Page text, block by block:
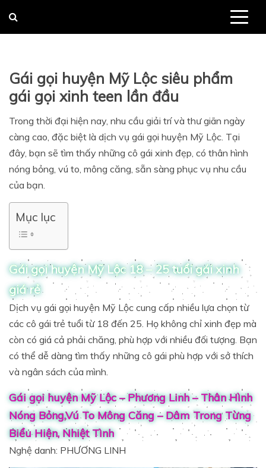
Gái gọi huyện Mỹ Lộc siêu phẩm
gái gọi xinh teen lần đầu
Trong thời đại hiện nay, nhu cầu giải trí và thư giãn ngày
càng cao, đặc biệt là dịch vụ gái gọi huyện Mỹ Lộc. Tại
đây, bạn sẽ tìm thấy những cô gái xinh đẹp, có thân hình
nóng bỏng, vú to, mông căng, sẵn sàng phục vụ nhu cầu
của bạn.
Mục lục
Gái gọi huyện Mỹ Lộc 18 – 25 tuổi gái xinh
giá rẻ
Dịch vụ gái gọi huyện Mỹ Lộc cung cấp nhiều lựa chọn từ
các cô gái trẻ tuổi từ 18 đến 25. Họ không chỉ xinh đẹp mà
còn có giá cả phải chăng, phù hợp với nhiều đối tượng. Bạn
có thể dễ dàng tìm thấy những cô gái phù hợp với sở thích
và ngân sách của mình.
Gái gọi huyện Mỹ Lộc – Phương Linh – Thân Hình
Nóng Bỏng,Vú To Mông Căng – Dâm Trong Từng
Biểu Hiện, Nhiệt Tình
Nghệ danh: PHƯƠNG LINH